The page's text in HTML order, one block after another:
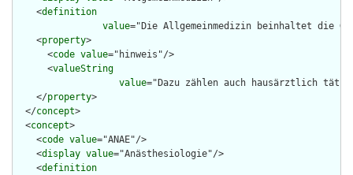
    <
definition
value="Die Allgemeinmedizin beinhaltet die
    <
property>
      <
code value="hinweis"/>
      <
valueString
value="Dazu zählen auch hausärztlich
    </
property>
  </
concept>
  <
concept>
    <
code value="ANAE"/>
    <
display value="Anästhesiologie"/>
    <
definition